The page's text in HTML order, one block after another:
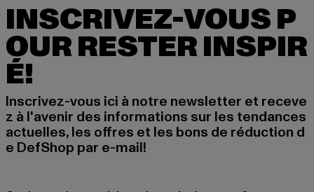
INSCRIVEZ-VOUS P
OUR RESTER INSPIR
É!
Inscrivez-vous ici à notre newsletter et receve
z à l'avenir des informations sur les tendances
actuelles, les offres et les bons de réduction d
e DefShop par e-mail!